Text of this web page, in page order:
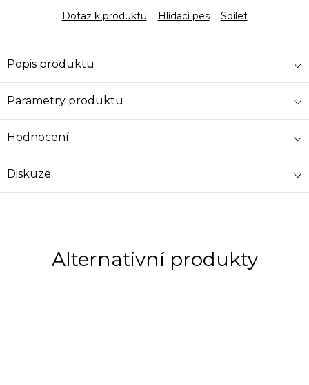
Dotaz k produktu Hlídací pes Sdílet
Popis produktu
Parametry produktu
Hodnocení
Diskuze